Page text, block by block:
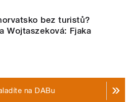
bez turistů?
Wojtaszeková: Fjaka
na DABu